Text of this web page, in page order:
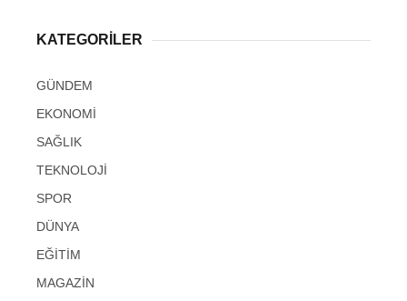
KATEGORİLER
GÜNDEM
EKONOMİ
SAĞLIK
TEKNOLOJİ
SPOR
DÜNYA
EĞİTİM
MAGAZİN